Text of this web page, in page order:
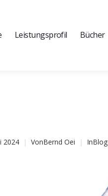
Leistungsprofil Bücher
2024 VonBernd Oei InBlog